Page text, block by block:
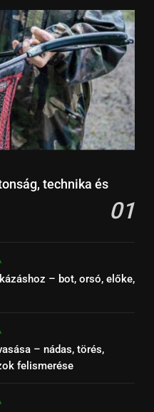
technika és
01
– bot, orsó, előke,
– nádas, törés,
felismerése